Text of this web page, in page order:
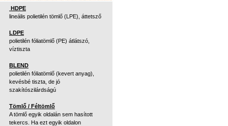
HDPE
lineális polietilén tömlő (LPE), áttetsző
LDPE
polietilén fóliatömlő (PE) átlátszó,
víztiszta
BLEND
polietilén fóliatömlő (kevert anyag),
kevésbé tiszta, de jó
szakítószilárdságú
Tömlő / Féltömlő
A tömlő egyik oldalán sem hasított
tekercs. Ha ezt egyik oldalon